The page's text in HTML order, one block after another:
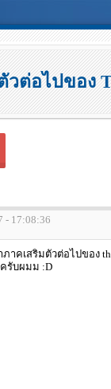
วต่อไปของ
- 17:08:36
าคเสริมตัวต่อไปของ
รับผมม :D